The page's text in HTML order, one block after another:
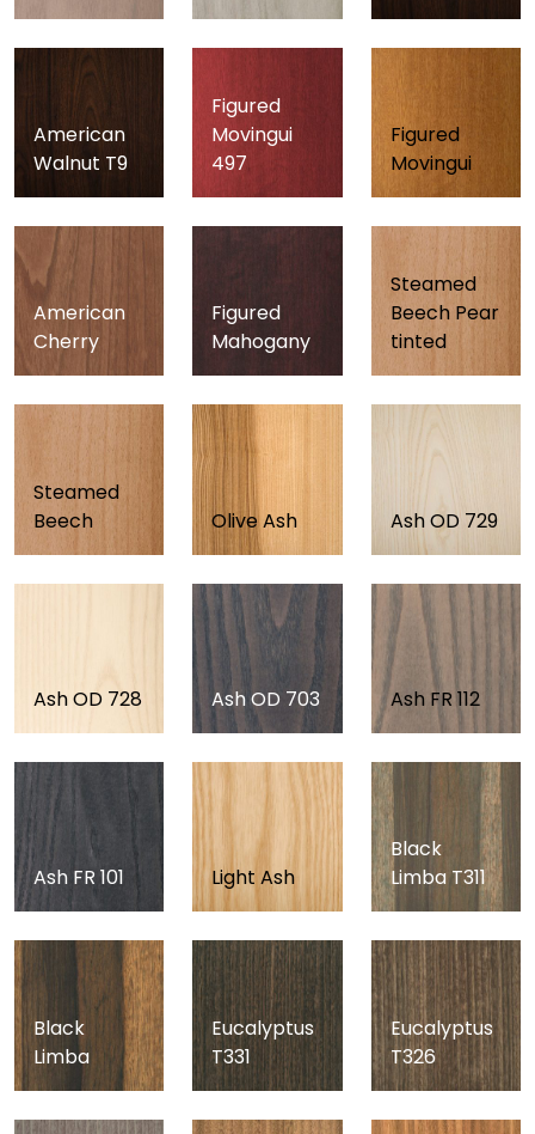
American
Walnut T9
Figured
Movingui
497
Figured
Movingui
American
Cherry
Figured
Mahogany
Steamed
Beech Pear
tinted
Steamed
Beech
Olive Ash Ash OD 729
Ash OD 728 Ash OD 703 Ash FR 112
Ash FR 101 Light Ash
Black
Limba T311
Black
Limba
Eucalyptus
T331
Eucalyptus
T326